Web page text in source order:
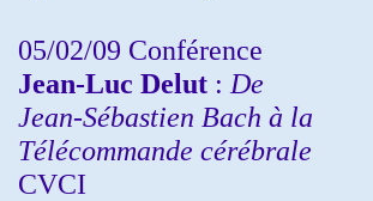
05/02/09 Conférence
Jean-Luc Delut : De
Jean-Sébastien Bach à la
Télécommande cérébrale
CVCI